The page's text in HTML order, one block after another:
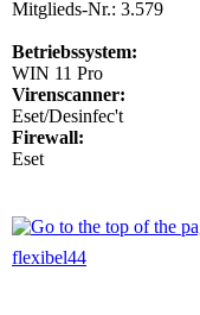
Mitglieds-Nr.: 3.579
Betriebssystem:
WIN 11 Pro
Virenscanner:
Eset/Desinfec't
Firewall:
Eset
flexibel44